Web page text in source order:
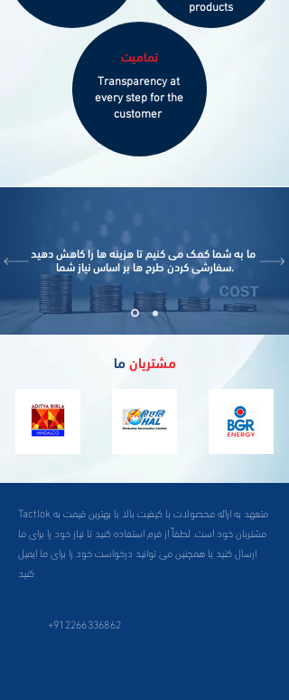
products
Transparency at
every step for the
customer
تمامیت
سفارشی کردن طرح ها بر اساس نیاز شما.
مشتریانما
Tactlok متعهد به ارائه محصولات با کیفیت بالا با بهترین قیمت به
مشتریان خود است. لطفاً از فرم استفاده کنید تا نیاز خود را برای ما
ارسال کنید یا همچنین می توانید درخواست خود را برای ما ایمیل
کنید
+912266336862